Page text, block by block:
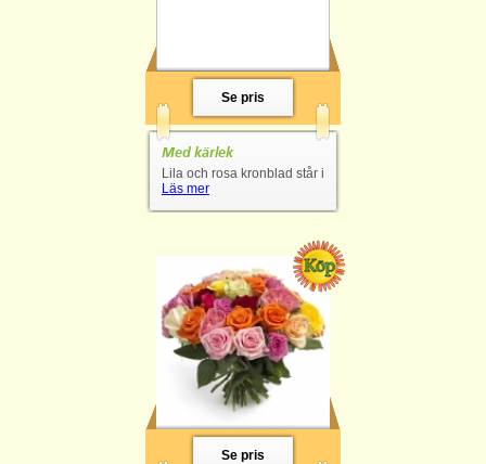
Se pris
Med kärlek
Lila och rosa kronblad står i
Läs mer
Se pris